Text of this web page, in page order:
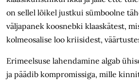
on sellel lõikel justkui sümboolne
väljapanek koosnebki klaas­kätest,
kolmeosalise loo kriisidest,
Erimeelsuse lahendamine algab
ja päädib kompromissiga, mille